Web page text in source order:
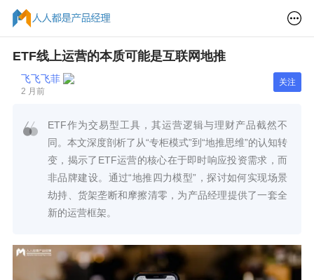
ETF线上运营的本质可能是互联网地推
飞飞飞菲
2 月前
关注
ETF作为交易型工具，其运营逻辑与理财产品截然不
同。本文深度剖析了从“专柜模式”到“地推思维”的认知转
变，揭示了ETF运营的核心在于即时响应投资需求，而
非品牌建设。通过“地推四力模型”，探讨如何实现场景
劫持、货架垄断和摩擦清零，为产品经理提供了一套全
新的运营框架。